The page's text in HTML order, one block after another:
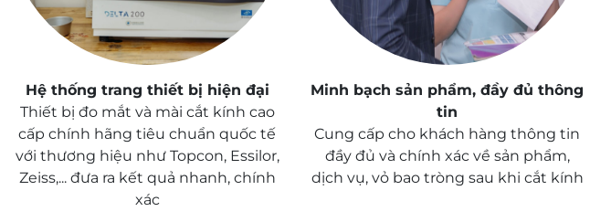
Hệ thống trang thiết bị hiện đại
Thiết bị đo mắt và mài cắt kính cao
cấp chính hãng tiêu chuẩn quốc tế
với thương hiệu như Topcon, Essilor,
Zeiss,... đưa ra kết quả nhanh, chính
xác
Minh bạch sản phẩm, đầy đủ thông
tin
Cung cấp cho khách hàng thông tin
đầy đủ và chính xác về sản phẩm,
dịch vụ, vỏ bao tròng sau khi cắt kính